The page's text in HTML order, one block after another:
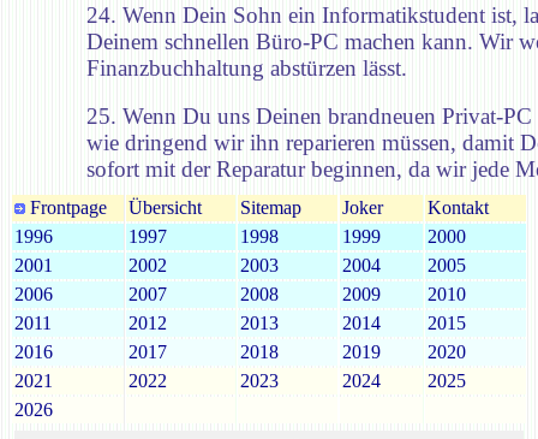
24. Wenn Dein Sohn ein Informatikstudent ist,
Deinem schnellen Büro-PC machen kann. Wir
Finanzbuchhaltung abstürzen lässt.
25. Wenn Du uns Deinen brandneuen Privat-
wie dringend wir ihn reparieren müssen, damit
sofort mit der Reparatur beginnen, da wir jede
Frontpage Übersicht Sitemap Joker
Kontakt
1996
1997 1998 1999
2000
2001
2002 2003 2004
2005
2006
2007 2008 2009
2010
2011
2012 2013 2014
2015
2016
2017 2018 2019
2020
2021
2022 2023 2024
2025
2026